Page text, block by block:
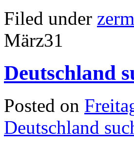
Filed under
März31
Deutschland
Posted on
Deutschland